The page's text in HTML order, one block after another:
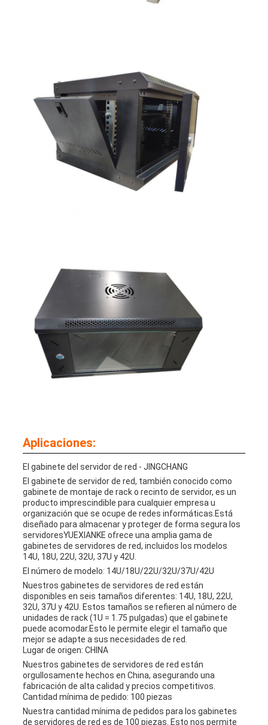
Aplicaciones:
El gabinete del servidor de red - JINGCHANG
El gabinete de servidor de red, también conocido como
gabinete de montaje de rack o recinto de servidor, es un
producto imprescindible para cualquier empresa u
organización que se ocupe de redes informáticas.Está
diseñado para almacenar y proteger de forma segura los
servidoresYUEXIANKE ofrece una amplia gama de
gabinetes de servidores de red, incluidos los modelos
14U, 18U, 22U, 32U, 37U y 42U.
El número de modelo: 14U/18U/22U/32U/37U/42U
Nuestros gabinetes de servidores de red están
disponibles en seis tamaños diferentes: 14U, 18U, 22U,
32U, 37U y 42U. Estos tamaños se refieren al número de
unidades de rack (1U = 1.75 pulgadas) que el gabinete
puede acomodar.Esto le permite elegir el tamaño que
mejor se adapte a sus necesidades de red.
Lugar de origen: CHINA
Nuestros gabinetes de servidores de red están
orgullosamente hechos en China, asegurando una
fabricación de alta calidad y precios competitivos.
Cantidad mínima de pedido: 100 piezas
Nuestra cantidad mínima de pedidos para los gabinetes
de servidores de red es de 100 piezas. Esto nos permite